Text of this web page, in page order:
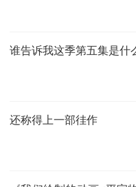
谁告诉我这季第五集是什
还称得上一部徍作